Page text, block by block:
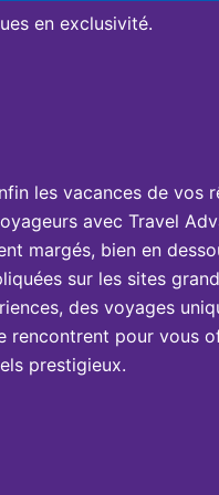
en exclusivité.
les vacances de vos
avec Travel
margés, bien en
sur les sites
des voyages
rencontrent pour vous
prestigieux.